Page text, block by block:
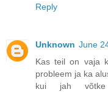
Reply
Unknown June
Kas teil on vaja
probleem ja ka
kui jah võtke